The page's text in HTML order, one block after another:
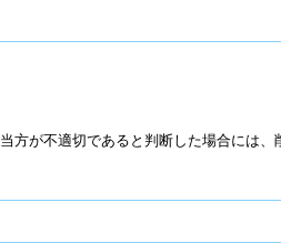
が不適切であると判断した場合には、